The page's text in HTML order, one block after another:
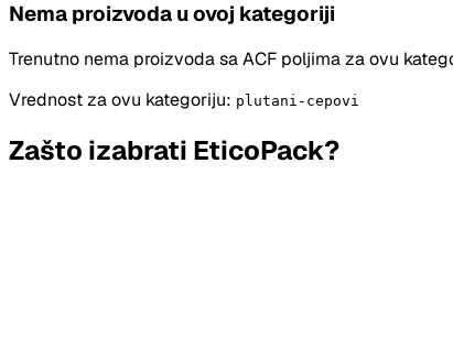
Nema proizvoda u ovoj kategoriji
Trenutno nema proizvoda sa ACF poljima za ovu
Vrednost za ovu kategoriju: plutani-cepovi
Zašto izabrati EticoPack?